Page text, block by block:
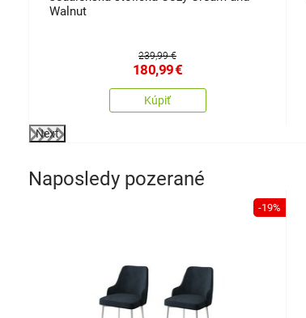
Walnut
239,99 €
180,99€
Kúpiť
Next
Naposledy pozerané
-19%